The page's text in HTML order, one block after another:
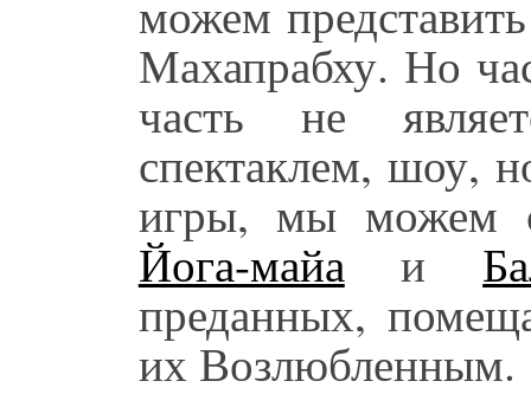
можем
Махапрабху. Но
часть не
спектаклем, шоу,
игры, мы можем
Йога-майаи
преданных,
их Возлюбленным.